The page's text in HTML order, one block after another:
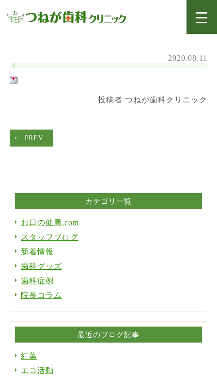
2020.08.11
投稿者 つねが歯科クリニック
PREV
カテゴリ一覧
お口の健康.com
スタッフブログ
新着情報
歯科グッズ
歯科症例
院長コラム
最近のブログ記事
紅葉
エコ活動